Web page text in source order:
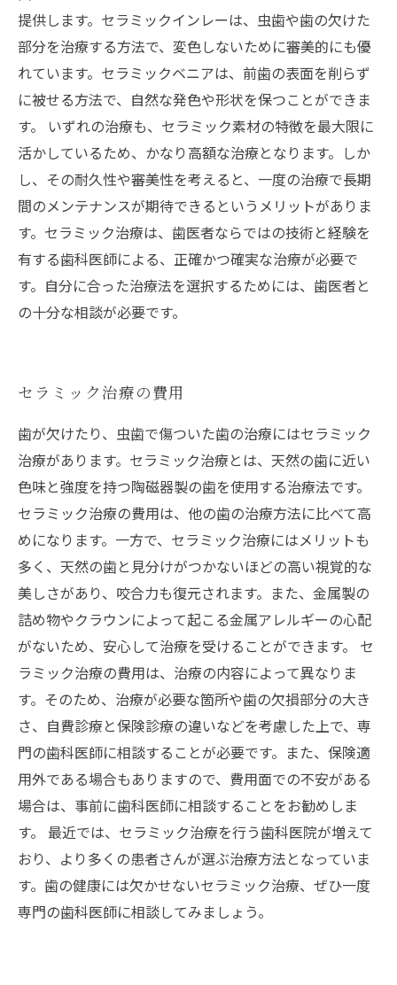
提供します。セラミックインレーは、虫歯や歯の欠けた
部分を治療する方法で、変色しないために審美的にも優
れています。セラミックベニアは、前歯の表面を削らず
に被せる方法で、自然な発色や形状を保つことができま
す。 いずれの治療も、セラミック素材の特徴を最大限に
活かしているため、かなり高額な治療となります。しか
し、その耐久性や審美性を考えると、一度の治療で長期
間のメンテナンスが期待できるというメリットがありま
す。セラミック治療は、歯医者ならではの技術と経験を
有する歯科医師による、正確かつ確実な治療が必要で
す。自分に合った治療法を選択するためには、歯医者と
の十分な相談が必要です。
セラミック治療の費用
歯が欠けたり、虫歯で傷ついた歯の治療にはセラミック
治療があります。セラミック治療とは、天然の歯に近い
色味と強度を持つ陶磁器製の歯を使用する治療法です。
セラミック治療の費用は、他の歯の治療方法に比べて高
めになります。一方で、セラミック治療にはメリットも
多く、天然の歯と見分けがつかないほどの高い視覚的な
美しさがあり、咬合力も復元されます。また、金属製の
詰め物やクラウンによって起こる金属アレルギーの心配
がないため、安心して治療を受けることができます。 セ
ラミック治療の費用は、治療の内容によって異なりま
す。そのため、治療が必要な箇所や歯の欠損部分の大き
さ、自費診療と保険診療の違いなどを考慮した上で、専
門の歯科医師に相談することが必要です。また、保険適
用外である場合もありますので、費用面での不安がある
場合は、事前に歯科医師に相談することをお勧めしま
す。 最近では、セラミック治療を行う歯科医院が増えて
おり、より多くの患者さんが選ぶ治療方法となっていま
す。歯の健康には欠かせないセラミック治療、ぜひ一度
専門の歯科医師に相談してみましょう。